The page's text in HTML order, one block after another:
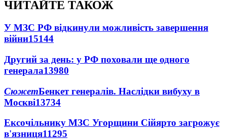
ЧИТАЙТЕ ТАКОЖ
У МЗС РФ відкинули можливість завершення
війни15144
Другий за день: у РФ поховали ще одного
генерала13980
СюжетБенкет генералів. Наслідки вибуху в
Москві13734
Ексочільнику МЗС Угорщини Сійярто загрожує
в'язниця11295